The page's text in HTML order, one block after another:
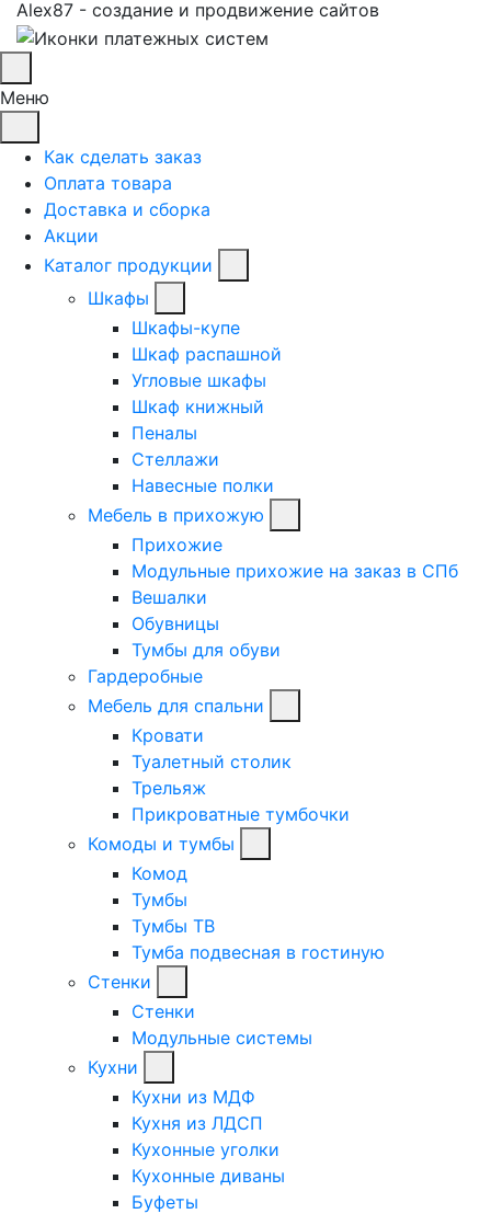
Alex87 - создание и продвижение сайтов
Меню
Как сделать заказ
Оплата товара
Доставка и сборка
Акции
Каталог продукции
Шкафы
Шкафы-купе
Шкаф распашной
Угловые шкафы
Шкаф книжный
Пеналы
Стеллажи
Навесные полки
Мебель в прихожую
Прихожие
Модульные прихожие на заказ в СПб
Вешалки
Обувницы
Тумбы для обуви
Гардеробные
Мебель для спальни
Кровати
Туалетный столик
Трельяж
Прикроватные тумбочки
Комоды и тумбы
Комод
Тумбы
Тумбы ТВ
Тумба подвесная в гостиную
Стенки
Стенки
Модульные системы
Кухни
Кухни из МДФ
Кухня из ЛДСП
Кухонные уголки
Кухонные диваны
Буфеты